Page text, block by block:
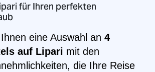
für Ihren perfekten
eine Auswahl an 4
auf Lipari mit den
die Ihre Reise